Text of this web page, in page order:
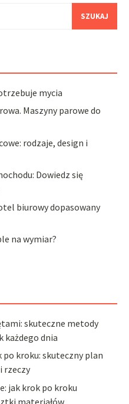
mycia
Maszyny parowe do
rodzaje, design i
Dowiedz się
biurowy dopasowany
na wymiar?
skuteczne metody
każdego dnia
kroku: skuteczny plan
rzeczy
jak krok po kroku
materiałów